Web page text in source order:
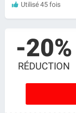
Utilisé 45 fois
-20%
RÉDUCTION